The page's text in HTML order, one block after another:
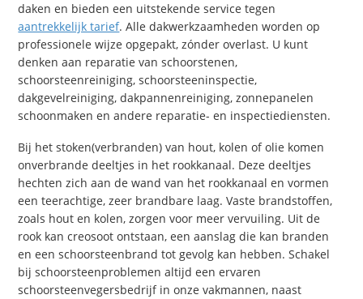
daken en bieden een uitstekende service tegen
aantrekkelijk tarief. Alle dakwerkzaamheden worden op
professionele wijze opgepakt, zónder overlast. U kunt
denken aan reparatie van schoorstenen,
schoorsteenreiniging, schoorsteeninspectie,
dakgevelreiniging, dakpannenreiniging, zonnepanelen
schoonmaken en andere reparatie- en inspectiediensten.
Bij het stoken(verbranden) van hout, kolen of olie komen
onverbrande deeltjes in het rookkanaal. Deze deeltjes
hechten zich aan de wand van het rookkanaal en vormen
een teerachtige, zeer brandbare laag. Vaste brandstoffen,
zoals hout en kolen, zorgen voor meer vervuiling. Uit de
rook kan creosoot ontstaan, een aanslag die kan branden
en een schoorsteenbrand tot gevolg kan hebben. Schakel
bij schoorsteenproblemen altijd een ervaren
schoorsteenvegersbedrijf in onze vakmannen, naast